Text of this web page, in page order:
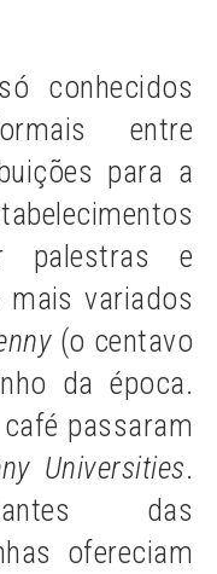
conhecidos
entre
para a
palestras e
variados
(o centavo
da época.
passaram
Universities.
das
ofereciam